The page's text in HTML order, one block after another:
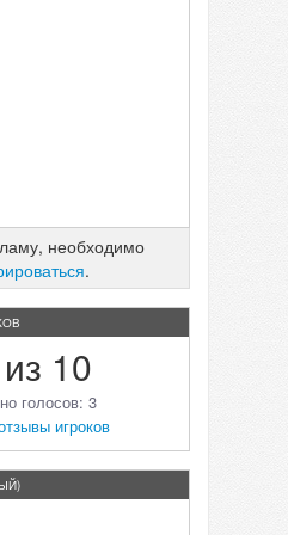
необходимо
.
10
голосов: 3
игроков